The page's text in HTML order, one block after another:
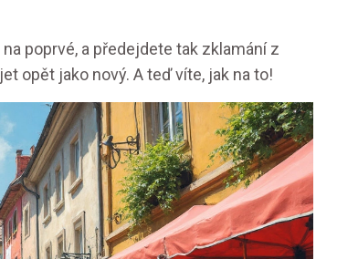
poprvé, a předejdete tak zklamání z
opět jako nový. A teď víte, jak na to!